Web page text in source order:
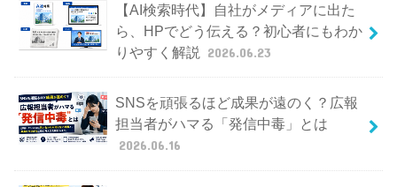
【AI検索時代】自社がメディアに出た
ら、HPでどう伝える？初心者にもわか
りやすく解説
2026.06.23
SNSを頑張るほど成果が遠のく？広報
担当者がハマる「発信中毒」とは
2026.06.16